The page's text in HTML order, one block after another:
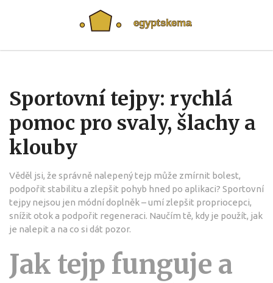
Sportovní tejpy: rychlá
pomoc pro svaly, šlachy a
klouby
Věděl jsi, že správně nalepený tejp může zmírnit bolest,
podpořit stabilitu a zlepšit pohyb hned po aplikaci? Sportovní
tejpy nejsou jen módní doplněk – umí zlepšit propriocepci,
snížit otok a podpořit regeneraci. Naučím tě, kdy je použít, jak
je nalepit a na co si dát pozor.
Jak tejp funguje a